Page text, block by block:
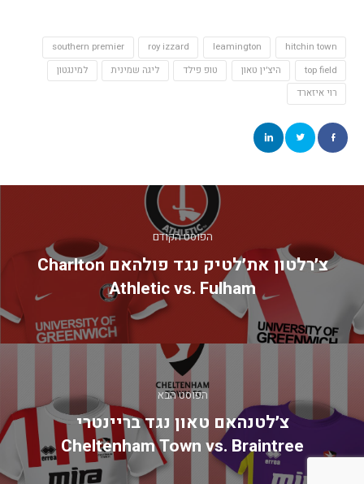
hitchin town
leamington
roy izzard
southern premier
top field
היצ׳ין טאון טופ פילד ליגה שמינית
למינגטון
רוי איזארד
הפוסט הקודם
צ׳רלטון את׳לטיק נגד פולהאם Charlton
Athletic vs. Fulham
הפוסט הבא
צ׳לטנהאם טאון נגד בריינטרי
Cheltenham Town vs. Braintree